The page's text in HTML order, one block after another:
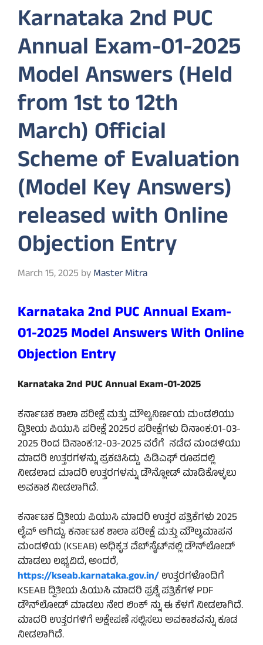
Karnataka 2nd PUC
Annual Exam-01-2025
Model Answers (Held
from 1st to 12th
March) Official
Scheme of Evaluation
(Model Key Answers)
released with Online
Objection Entry
March 15, 2025 byMaster Mitra
Karnataka 2nd PUC Annual Exam-
01-2025 Model Answers With Online
Objection Entry
Karnataka 2nd PUC Annual Exam-01-2025
ಕರ್ನಾಟಕ ಶಾಲಾ ಪರೀಕ್ಷೆ ಮತ್ತು ಮೌಲ್ಯನಿರ್ಣಯ ಮಂಡಲಿಯು
ದ್ವಿತೀಯ ಪಿಯುಸಿ ಪರೀಕ್ಷೆ 2025ರ ಪರೀಕ್ಷೆಗಳು ದಿನಾಂಕ:01-03-
2025 ರಿಂದ ದಿನಾಂಕ:12-03-2025 ವರೆಗೆ ನಡೆದ ಮಂಡಳಿಯು
ಮಾದರಿ ಉತ್ತರಗಳನ್ನು ಪ್ರಕಟಿಸಿದ್ದು ಪಿಡಿಎಫ್ ರೂಪದಲ್ಲಿ
ನೀಡಲಾದ ಮಾದರಿ ಉತ್ತರಗಳನ್ನು ಡೌನ್ಲೋಡ್ ಮಾಡಿಕೊಳ್ಳಲು
ಅವಕಾಶ ನೀಡಲಾಗಿದೆ.
ಕರ್ನಾಟಕ ದ್ವಿತೀಯ ಪಿಯುಸಿ ಮಾದರಿ ಉತ್ತರ ಪತ್ರಿಕೆಗಳು 2025
ಲೈವ್ ಆಗಿದ್ದು, ಕರ್ನಾಟಕ ಶಾಲಾ ಪರೀಕ್ಷೆ ಮತ್ತು ಮೌಲ್ಯಮಾಪನ
ಮಂಡಳಿಯ (KSEAB) ಅಧಿಕೃತ ವೆಬ್‌ಸೈಟ್‌ನಲ್ಲಿ ಡೌನ್‌ಲೋಡ್
ಮಾಡಲು ಲಭ್ಯವಿದೆ, ಅಂದರೆ,
https://kseab.karnataka.gov.in/ಉತ್ತರಗಳೊಂದಿಗೆ
KSEAB ದ್ವಿತೀಯ ಪಿಯುಸಿ ಮಾದರಿ ಪ್ರಶ್ನೆ ಪತ್ರಿಕೆಗಳ PDF
ಡೌನ್‌ಲೋಡ್ ಮಾಡಲು ನೇರ ಲಿಂಕ್ ನ್ನು ಈ ಕೆಳಗೆ ನೀಡಲಾಗಿದೆ.
ಮಾದರಿ ಉತ್ತರಗಳಿಗೆ ಅಕ್ಷೇಪಣೆ ಸಲ್ಲಿಸಲು ಅವಕಾಶವನ್ನು ಕೂಡ
ನೀಡಲಾಗಿದೆ.